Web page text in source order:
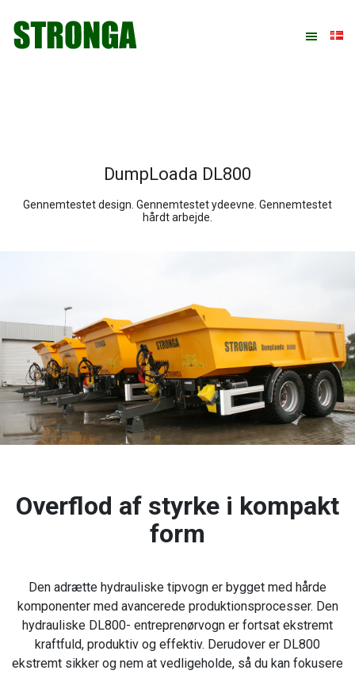
direkte
indhold
direkte
DumpLoada DL800
Gennemtestet design. Gennemtestet ydeevne. Gennemtestet
hårdt arbejde.
Overflod af styrke i kompakt
form
Den adrætte hydrauliske tipvogn er bygget med hårde
komponenter med avancerede produktionsprocesser. Den
hydrauliske DL800- entreprenørvogn er fortsat ekstremt
kraftfuld, produktiv og effektiv. Derudover er DL800
ekstremt sikker og nem at vedligeholde, så du kan fokusere